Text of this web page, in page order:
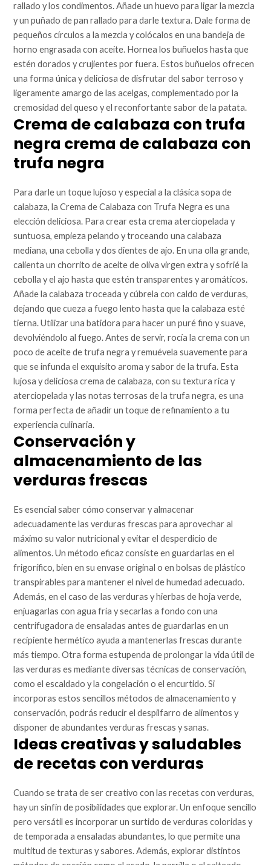
rallado y los condimentos. Añade un huevo para ligar la mezcla
y un puñado de pan rallado para darle textura. Dale forma de
pequeños círculos a la mezcla y colócalos en una bandeja de
horno engrasada con aceite. Hornea los buñuelos hasta que
estén dorados y crujientes por fuera. Estos buñuelos ofrecen
una forma única y deliciosa de disfrutar del sabor terroso y
ligeramente amargo de las acelgas, complementado por la
cremosidad del queso y el reconfortante sabor de la patata.
Crema de calabaza con trufa
negra crema de calabaza con
trufa negra
Para darle un toque lujoso y especial a la clásica sopa de
calabaza, la Crema de Calabaza con Trufa Negra es una
elección deliciosa. Para crear esta crema aterciopelada y
suntuosa, empieza pelando y troceando una calabaza
mediana, una cebolla y dos dientes de ajo. En una olla grande,
calienta un chorrito de aceite de oliva virgen extra y sofrié la
cebolla y el ajo hasta que estén transparentes y aromáticos.
Añade la calabaza troceada y cúbrela con caldo de verduras,
dejando que cueza a fuego lento hasta que la calabaza esté
tierna. Utilizar una batidora para hacer un puré fino y suave,
devolviéndolo al fuego. Antes de servir, rocía la crema con un
poco de aceite de trufa negra y remuévela suavemente para
que se infunda el exquisito aroma y sabor de la trufa. Esta
lujosa y deliciosa crema de calabaza, con su textura rica y
aterciopelada y las notas terrosas de la trufa negra, es una
forma perfecta de añadir un toque de refinamiento a tu
experiencia culinaria.
Conservación y
almacenamiento de las
verduras frescas
Es esencial saber cómo conservar y almacenar
adecuadamente las verduras frescas para aprovechar al
máximo su valor nutricional y evitar el desperdicio de
alimentos. Un método eficaz consiste en guardarlas en el
frigorífico, bien en su envase original o en bolsas de plástico
transpirables para mantener el nivel de humedad adecuado.
Además, en el caso de las verduras y hierbas de hoja verde,
enjuagarlas con agua fría y secarlas a fondo con una
centrifugadora de ensaladas antes de guardarlas en un
recipiente hermético ayuda a mantenerlas frescas durante
más tiempo. Otra forma estupenda de prolongar la vida útil de
las verduras es mediante diversas técnicas de conservación,
como el escaldado y la congelación o el encurtido. Si
incorporas estos sencillos métodos de almacenamiento y
conservación, podrás reducir el despilfarro de alimentos y
disponer de abundantes verduras frescas y sanas.
Ideas creativas y saludables
de recetas con verduras
Cuando se trata de ser creativo con las recetas con verduras,
hay un sinfín de posibilidades que explorar. Un enfoque sencillo
pero versátil es incorporar un surtido de verduras coloridas y
de temporada a ensaladas abundantes, lo que permite una
multitud de texturas y sabores. Además, explorar distintos